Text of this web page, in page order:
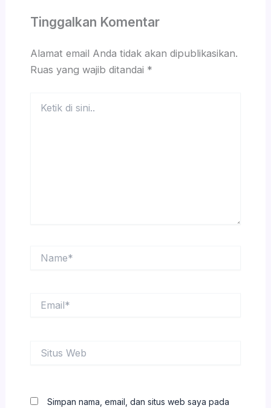
Tinggalkan Komentar
Alamat email Anda tidak akan dipublikasikan.
Ruas yang wajib ditandai *
Web
Simpan nama, email, dan situs web saya pada